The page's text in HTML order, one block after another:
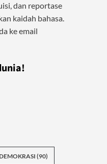
dan reportase
kaidah bahasa.
ke email
DEMOKRASI (90)